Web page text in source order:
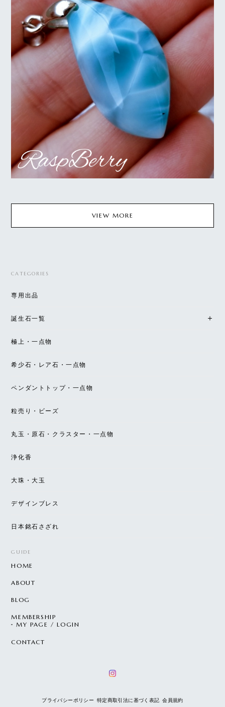
VIEW MORE
CATEGORIES
専用出品
誕生石一覧
極上・一点物
希少石・レア石・一点物
ペンダントトップ・一点物
粒売り・ビーズ
丸玉・原石・クラスター・一点物
浄化香
大珠・大玉
デザインブレス
日本銘石さざれ
GUIDE
HOME
ABOUT
BLOG
MEMBERSHIP
MY PAGE / LOGIN
CONTACT
プライバシーポリシー 特定商取引法に基づく表記 会員規約